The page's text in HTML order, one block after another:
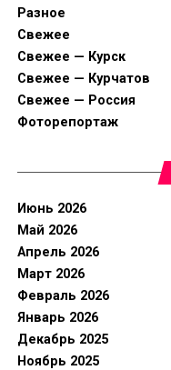
Разное
Свежее
Свежее — Курск
Свежее — Курчатов
Свежее — Россия
Фоторепортаж
Июнь 2026
Май 2026
Апрель 2026
Март 2026
Февраль 2026
Январь 2026
Декабрь 2025
Ноябрь 2025